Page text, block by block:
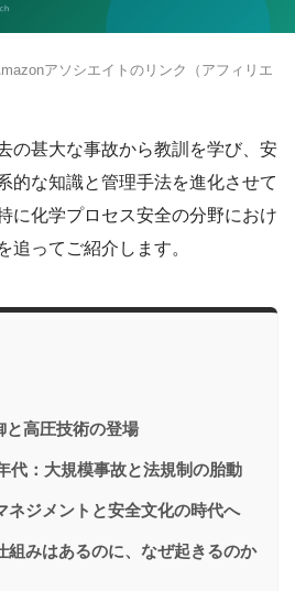
アソシエイトのリンク（アフィリエ
の甚大な事故から教訓を学び、安
的な知識と管理手法を進化させて
に化学プロセス安全の分野におけ
追ってご紹介します。
と高圧技術の登場
代：大規模事故と法規制の胎動
ネジメントと安全文化の時代へ
組みはあるのに、なぜ起きるのか